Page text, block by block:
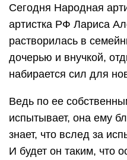
Сегодня Народная
артистка РФ Лариса
растворилась в
дочерью и внучкой,
набирается сил для
Ведь по ее
испытывает, она ему
знает, что вслед за
И будет он таким, что